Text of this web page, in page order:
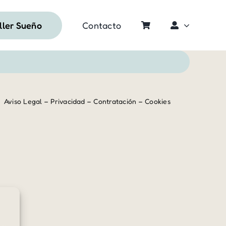
Sueño Contacto
Aviso Legal – Privacidad –Contratación –Cookies